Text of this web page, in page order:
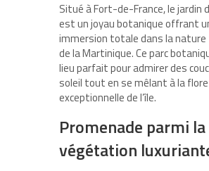
Situé à Fort-de-France, lejardin
est un joyau botanique offrant
immersion totale dans la nature
de la Martinique. Ce parc
lieu parfait pour admirer des
soleil tout en se mêlant à la flore
exceptionnelle de l’île.
Promenade parmi la
végétation